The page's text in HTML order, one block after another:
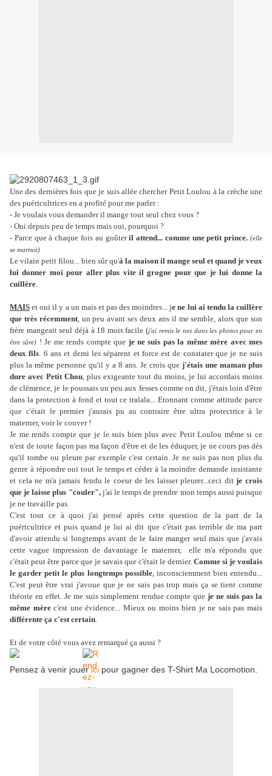
Une des dernières fois que je suis allée chercher Petit Loulou à la crèche une
des puéricultrices en a profité pour me parler :
- Je voulais vous demander il mange tout seul chez vous ?
- Oui depuis peu de temps mais oui, pourquoi ?
- Parce que à chaque fois au goûteril attend... comme une petit prince. (elle
se marrait)
Le vilain petit filou... bien sûr qu'à la maison il mange seul et quand je veux
lui donner moi pour aller plus vite il grogne pour que je lui donne la
cuillère.
MAIS et oui il y a un mais et pas des moindres... je ne lui ai tendu la cuillère
que très récemment, un peu avant ses deux ans il me semble, alors que son
frère mangeait seul déjà à 18 mois facile (j'ai remis le nez dans les photos pour en
être sûre) ! Je me rends compte que je ne suis pas la même mère avec mes
deux fils. 6 ans et demi les séparent et force est de constater que je ne suis
plus la même personne qu'il y a 8 ans. Je crois que j'étais une maman plus
dure avec Petit Chou, plus exigeante tout du moins, je lui accordais moins
de clémence, je le poussais un peu aux fesses comme on dit, j'étais loin d'être
dans la protection à fond et tout ce tralala... Etonnant comme attitude parce
que c'était le premier j'aurais pu au contraire être ultra protectrice à le
materner, voir le couver !
Je me rends compte que je le suis bien plus avec Petit Loulou même si ce
n'est de toute façon pas ma façon d'être et de les éduquer, je ne cours pas dès
qu'il tombe ou pleure par exemple c'est certain. Je ne suis pas non plus du
genre à répondre oui tout le temps et céder à la moindre demande insistante
et cela ne m'a jamais fendu le coeur de les laisser pleurer...ceci ditje crois
que je laisse plus "couler",j'ai le temps de prendre mon temps aussi puisque
je ne travaille pas.
C'est tout ce à quoi j'ai pensé après cette question de la part de la
puéricultrice et puis quand je lui ai dit que c'était pas terrible de ma part
d'avoir attendu si longtemps avant de le faire manger seul mais que j'avais
cette vague impression de davantage le materner, elle m'a répondu que
c'était peut être parce que je savais que c'était le dernier. Comme si je voulais
le garder petit le plus longtemps possible, inconsciemment bien entendu...
C'est peut être vrai j'avoue que je ne sais pas trop mais ça se tient comme
théorie en effet. Je me suis simplement rendue compte que je ne suis pas la
même mèrec'est une évidence... Mieux ou moins bien je ne sais pas mais
différente ça c'est certain.
Et de votre côté vous avez remarqué ça aussi ?
Pensez à venir jouerici pour gagner des T-Shirt Ma Locomotion.